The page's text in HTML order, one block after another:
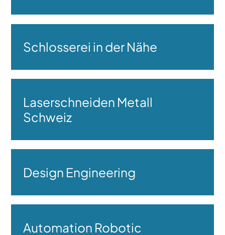
Schlosserei in der Nähe
Laserschneiden Metall
Schweiz
Design Engineering
Automation Robotic